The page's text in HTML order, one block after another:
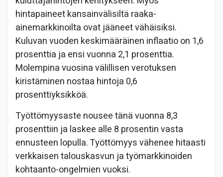
hintapaineet kansainvälisiltä raaka-
ainemarkkinoilta ovat jääneet vähäisiksi.
Kuluvan vuoden keskimääräinen inflaatio on 1,6
prosenttia ja ensi vuonna 2,1 prosenttia.
Molempina vuosina välillisen verotuksen
kiristäminen nostaa hintoja 0,6
prosenttiyksikköä.
Työttömyysaste nousee tänä vuonna 8,3
prosenttiin ja laskee alle 8 prosentin vasta
ennusteen lopulla. Työttömyys vähenee hitaasti
verkkaisen talouskasvun ja työmarkkinoiden
kohtaanto-ongelmien vuoksi.